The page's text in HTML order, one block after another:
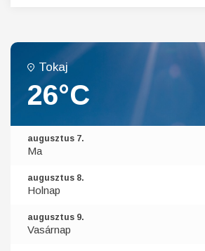
Tokaj
26°C
augusztus 7.
Ma
augusztus 8.
Holnap
augusztus 9.
Vasárnap